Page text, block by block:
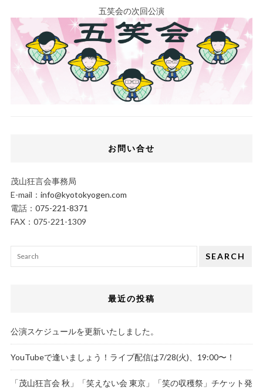
五笑会の次回公演
お問い合せ
茂山狂言会事務局
E-mail： info@kyotokyogen.com
電話： 075-221-8371
FAX：075-221-1309
SEARCH
最近の投稿
公演スケジュールを更新いたしました。
YouTubeで逢いましょう！ライブ配信は7/28(火)、19:00〜！
「茂山狂言会 秋」「笑えない会 東京」「笑の収穫祭」チケット発